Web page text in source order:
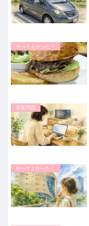
やってよかった！
実家問題
やってよかった！